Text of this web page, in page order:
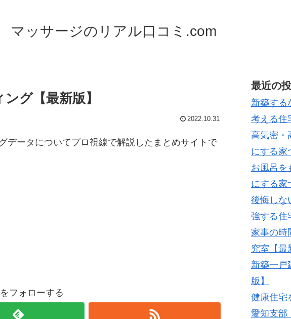
マッサージのリアル口コミ.com
グ【最新版】
2022.10.31
データについてプロ視線で解説したまとめサイトで
フォローする
最近の
新築する
考える住
高気密・
にする家
お風呂を
にする家
後悔しな
強する住
家事の時
究室【最
新築一戸
版】
健康住宅
愛知支部